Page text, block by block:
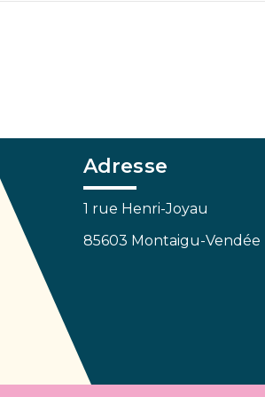
Adresse
1 rue Henri-Joyau
85603 Montaigu-Vendée